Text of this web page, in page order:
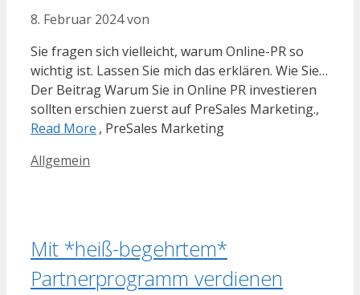
8. Februar 2024von
Sie fragen sich vielleicht, warum Online-PR so
wichtig ist. Lassen Sie mich das erklären. Wie Sie…
Der Beitrag Warum Sie in Online PR investieren
sollten erschien zuerst auf PreSales Marketing.,
Read More , PreSales Marketing
Kategorien
Allgemein
Mit *heiß-begehrtem*
Partnerprogramm verdienen